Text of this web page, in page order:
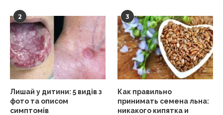
2
Лишай у дитини: 5 видів з
фото та описом
симптомів
3
Как правильно
принимать семена льна:
никакого кипятка и